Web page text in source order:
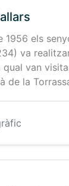
1956 els
va
qual van
de la